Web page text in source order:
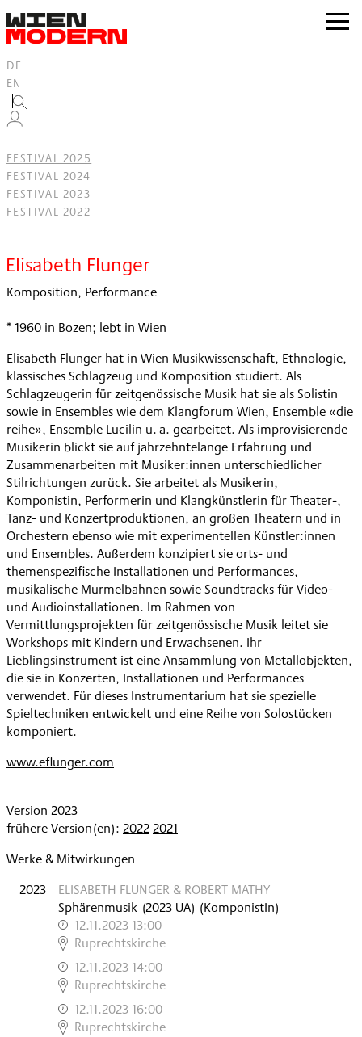
springen
zur
DE
EN
FESTIVAL 2025
FESTIVAL 2024
FESTIVAL 2023
FESTIVAL 2022
Elisabeth Flunger
Komposition, Performance
* 1960 in Bozen; lebt in Wien
Elisabeth Flunger hat in Wien Musikwissenschaft, Ethnologie,
klassisches Schlagzeug und Komposition studiert. Als
Schlagzeugerin für zeitgenössische Musik hat sie als Solistin
sowie in Ensembles wie dem Klangforum Wien, Ensemble «die
reihe», Ensemble Lucilin u. a. gearbeitet. Als improvisierende
Musikerin blickt sie auf jahrzehntelange Erfahrung und
Zusammenarbeiten mit Musiker:innen unterschiedlicher
Stilrichtungen zurück. Sie arbeitet als Musikerin,
Komponistin, Performerin und Klangkünstlerin für Theater-,
Tanz- und Konzertproduktionen, an großen Theatern und in
Orchestern ebenso wie mit experimentellen Künstler:innen
und Ensembles. Außerdem konzipiert sie orts- und
themenspezifische Installationen und Performances,
musikalische Murmelbahnen sowie Soundtracks für Video-
und Audioinstallationen. Im Rahmen von
Vermittlungsprojekten für zeitgenössische Musik leitet sie
Workshops mit Kindern und Erwachsenen. Ihr
Lieblingsinstrument ist eine Ansammlung von Metallobjekten,
die sie in Konzerten, Installationen und Performances
verwendet. Für dieses Instrumentarium hat sie spezielle
Spieltechniken entwickelt und eine Reihe von Solostücken
komponiert.
www.eflunger.com
Version 2023
frühere Version(en): 20222021
Werke & Mitwirkungen
2023
ELISABETH FLUNGER & ROBERT MATHY
Sphärenmusik (2023 UA) (KomponistIn)
12.11.2023 13:00
,
Ruprechtskirche
12.11.2023 14:00
,
Ruprechtskirche
12.11.2023 16:00
,
Ruprechtskirche